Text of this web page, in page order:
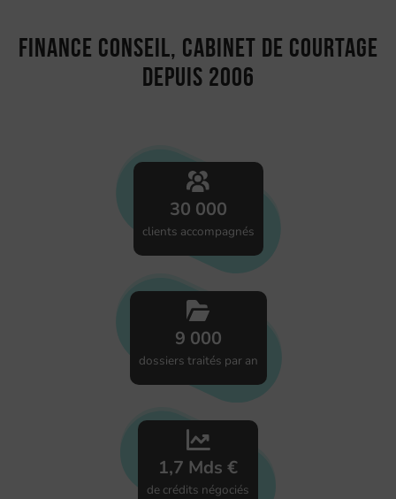
Finance Conseil, cabinet de courtage
depuis 2006
30 000
clients accompagnés
9 000
dossiers traités par an
1,7 Mds €
de crédits négociés